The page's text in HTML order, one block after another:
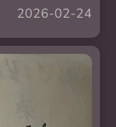
2026-02-24